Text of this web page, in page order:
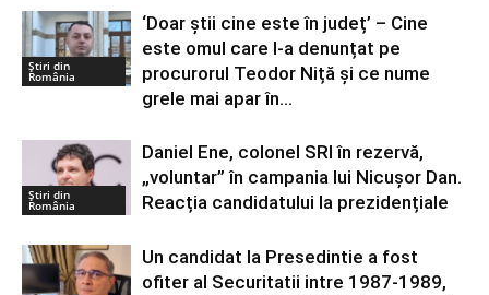
Știri din
România
‘Doar știi cine este în județ’ – Cine
este omul care l-a denunțat pe
procurorul Teodor Niță și ce nume
grele mai apar în...
Știri din
România
Daniel Ene, colonel SRI în rezervă,
„voluntar” în campania lui Nicușor Dan.
Reacția candidatului la prezidențiale
Un candidat la Presedintie a fost
ofiter al Securitatii intre 1987-1989,